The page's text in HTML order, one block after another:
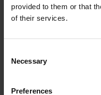
provided to them or that
of their services.
Selection
Necessary
Preferences
Minimale verstoring
van de bodem